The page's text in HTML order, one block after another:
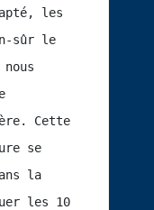
les
sûr le
Cette
se
la
les 10